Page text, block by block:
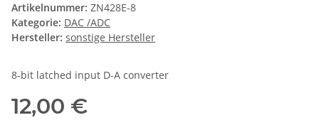
Artikelnummer: ZN428E-8
Kategorie: DAC /ADC
Hersteller: sonstige Hersteller
8-bit latched input D-A converter
12,00 €